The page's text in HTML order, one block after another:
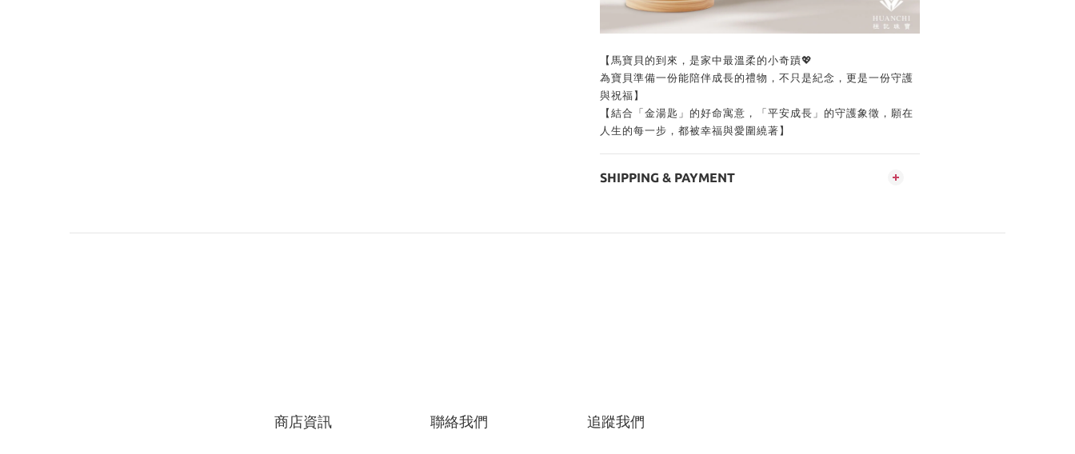
【馬寶貝的到來，是家中最溫柔的小奇蹟💖
為寶貝準備一份能陪伴成長的禮物，不只是紀念，更是一份守護
與祝福】
【結合「金湯匙」的好命寓意，「平安成長」的守護象徵，願在
人生的每一步，都被幸福與愛圍繞著】
SHIPPING & PAYMENT
商店資訊 聯絡我們 追蹤我們